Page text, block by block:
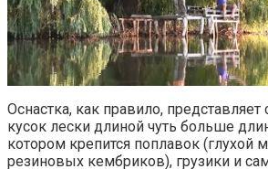
Оснастка, как правило,
кусок лески длиной чуть больше
котором крепится поплавок
резиновых кембриков), грузики и